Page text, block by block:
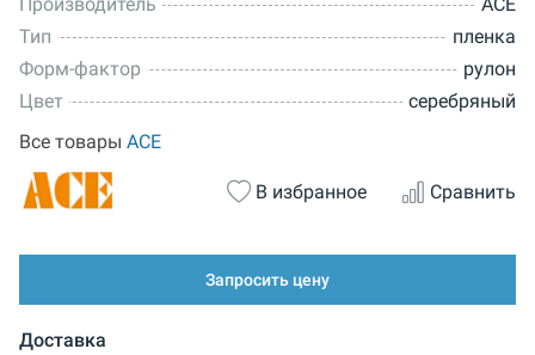
Тип
пленка
Форм-фактор
рулон
Цвет
серебряный
Все товары ACE
В избранное Сравнить
Запросить цену
Доставка